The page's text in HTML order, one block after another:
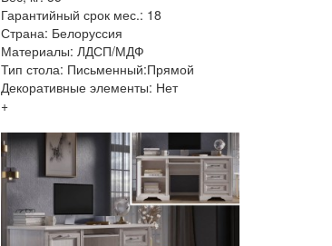
Гарантийный срок мес.: 18
Страна: Белоруссия
Материалы: ЛДСП/МДФ
Тип стола: Письменный:Прямой
Декоративные элементы: Нет
+